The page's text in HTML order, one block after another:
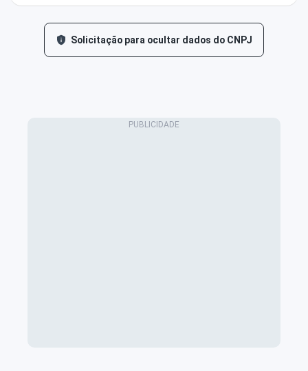
Solicitação para ocultar dados do CNPJ